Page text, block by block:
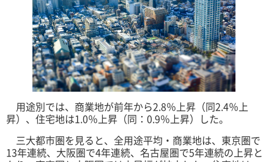
用途別では、商業地が前年から2.8％上昇（同2.4％上
昇）、住宅地は1.0％上昇（同：0.9％上昇）した。
三大都市圏を見ると、全用途平均・商業地は、東京圏で
13年連続、大阪圏で4年連続、名古屋圏で5年連続の上昇と